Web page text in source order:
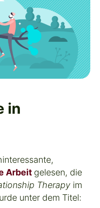
in
Arbeit gelesen, die
Therapy im
unter dem Titel: